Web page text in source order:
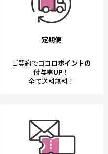
定期便
ご契約でココロポイントの
付与率UP！
全て送料無料！